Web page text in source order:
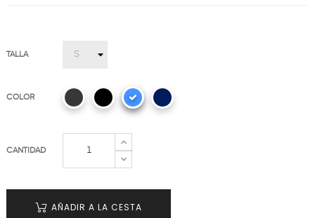
TALLA
COLOR
CANTIDAD
AÑADIR A LA CESTA